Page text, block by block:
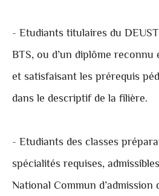
- Etudiants titulaires du
BTS, ou d’un diplôme reconnu
et satisfaisant les prérequis
dans le descriptif de la filière.
- Etudiants des classes
spécialités requises,
National Commun d’admission